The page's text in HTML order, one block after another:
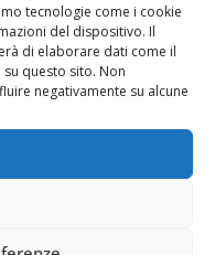
tecnologie come i cookie
del dispositivo. Il
di elaborare dati come il
questo sito. Non
negativamente su alcune